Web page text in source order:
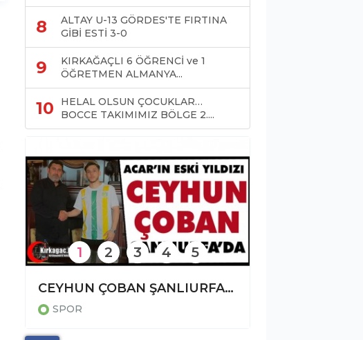
8
ALTAY U-13 GÖRDES'TE FIRTINA
GİBİ ESTİ 3-0
9
KIRKAĞAÇLI 6 ÖĞRENCİ ve 1
ÖĞRETMEN ALMANYA...
10
HELAL OLSUN ÇOCUKLAR…
BOCCE TAKIMIMIZ BÖLGE 2....
CEYHUN ÇOBAN ŞANLIURFASPOR’DA
SPOR
1 2 3 4 5